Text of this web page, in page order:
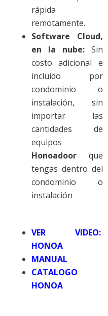
rápida
remotamente.
Software Cloud,
en la nube:Sin
costo adicional e
incluido por
condominio o
instalación, sin
importar las
cantidades de
equipos
Honoadoorque
tengas dentro del
condominio o
instalación
VER VIDEO:
HONOA
MANUAL
CATALOGO
HONOA